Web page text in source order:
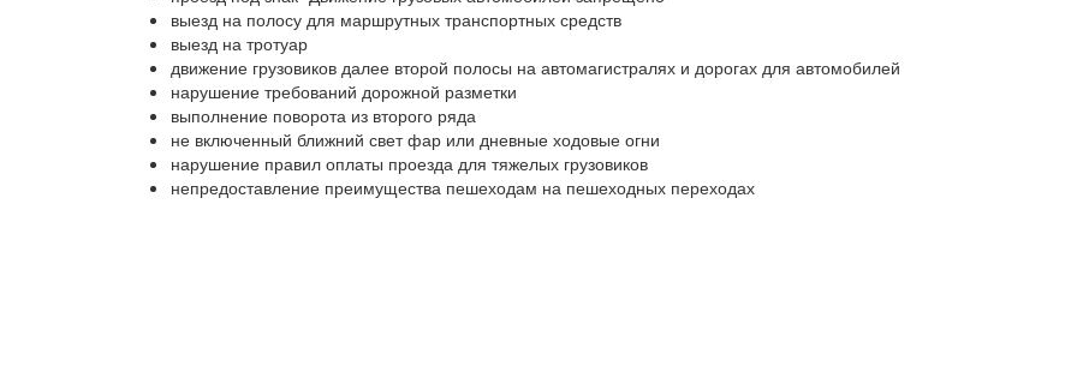
выезд на полосу для маршрутных транспортных средств
выезд на тротуар
движение грузовиков далее второй полосы на автомагистралях и дорогах для автомобилей
нарушение требований дорожной разметки
выполнение поворота из второго ряда
не включенный ближний свет фар или дневные ходовые огни
нарушение правил оплаты проезда для тяжелых грузовиков
непредоставление преимущества пешеходам на пешеходных переходах